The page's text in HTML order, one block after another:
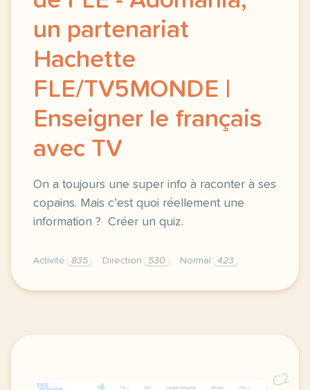
un partenariat
Hachette
FLE/TV5MONDE |
Enseigner le français
avec TV
On a toujours une super info à raconter à ses
copains. Mais c’est quoi réellement une
information ? Créer un quiz.
Activité 835 Direction 530 Normal 423
didomi host didomi components button cursor
C2